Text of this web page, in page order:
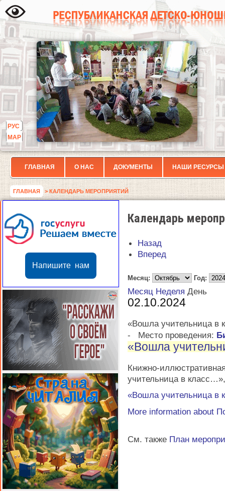
РУС
МАР
ГЛАВНАЯ О НАС ДОКУМЕНТЫ НАШИ РЕСУРСЫ
ГЛАВНАЯ > КАЛЕНДАРЬ МЕРОПРИЯТИЙ
Напишите нам
Календарь
Назад
Вперед
Месяц: Год:
Месяц Неделя День
02.10.2024
«Вошла учительница в
-
Место проведения:
«Вошла
Книжно-
учительница в
«Вошла учительница в
More information about
См. также План